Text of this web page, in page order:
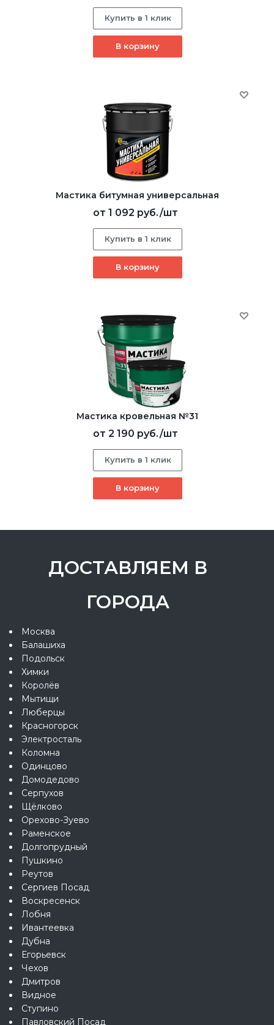
Купить в 1 клик
В корзину
Мастика битумная универсальная
от 1 092 руб./шт
Купить в 1 клик
В корзину
Мастика кровельная №31
от 2 190 руб./шт
Купить в 1 клик
В корзину
ДОСТАВЛЯЕМ В
ГОРОДА
Москва
Балашиха
Подольск
Химки
Королёв
Мытищи
Люберцы
Красногорск
Электросталь
Коломна
Одинцово
Домодедово
Серпухов
Щёлково
Орехово-Зуево
Раменское
Долгопрудный
Пушкино
Реутов
Сергиев Посад
Воскресенск
Лобня
Ивантеевка
Дубна
Егорьевск
Чехов
Дмитров
Видное
Ступино
Павловский Посад